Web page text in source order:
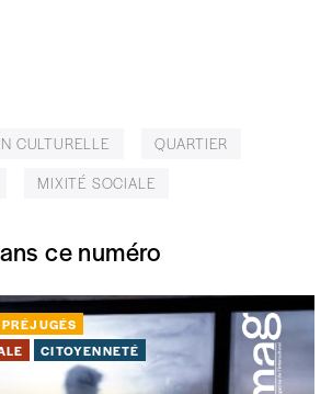
CULTURELLE
QUARTIER
MIXITÉ SOCIALE
ce numéro
CITOYENNETÉ